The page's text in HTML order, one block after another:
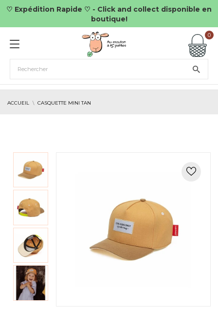
♡ Expédition Rapide ♡ - Click and collect disponible en
boutique!
0
ACCUEIL CASQUETTE MINI TAN